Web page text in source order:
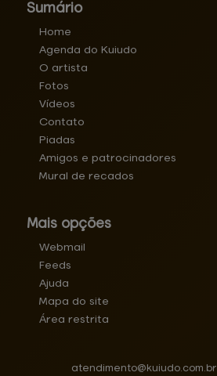
Sumário
Home
Agenda do Kuiudo
O artista
Fotos
Vídeos
Contato
Piadas
Amigos e patrocinadores
Mural de recados
Mais opções
Webmail
Feeds
Ajuda
Mapa do site
Área restrita
atendimento@ kuiudo.com.br